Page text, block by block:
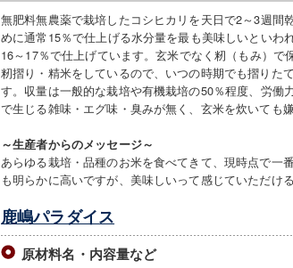
無肥料無農薬で栽培したコシヒカリを天日で2～3週間
めに通常15％で仕上げる水分量を最も美味しいといわ
16～17％で仕上げています。玄米でなく籾（もみ）
籾摺り・精米をしているので、いつの時期でも摺りた
す。収量は一般的な栽培や有機栽培の50％程度、労働
で生じる雑味・エグ味・臭みが無く、玄米を炊いても
～生産者からのメッセージ～
あらゆる栽培・品種のお米を食べてきて、現時点で
も明らかに高いですが、美味しいって感じていただけ
鹿嶋パラダイス
原材料名・内容量など